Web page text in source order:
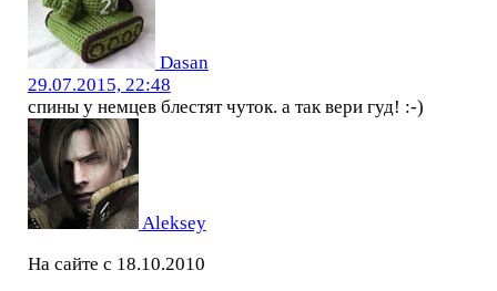
Dasan
29.07.2015, 22:48
спины у немцев блестят чуток. а так вери гуд! :-)
Aleksey
На сайте с 18.10.2010